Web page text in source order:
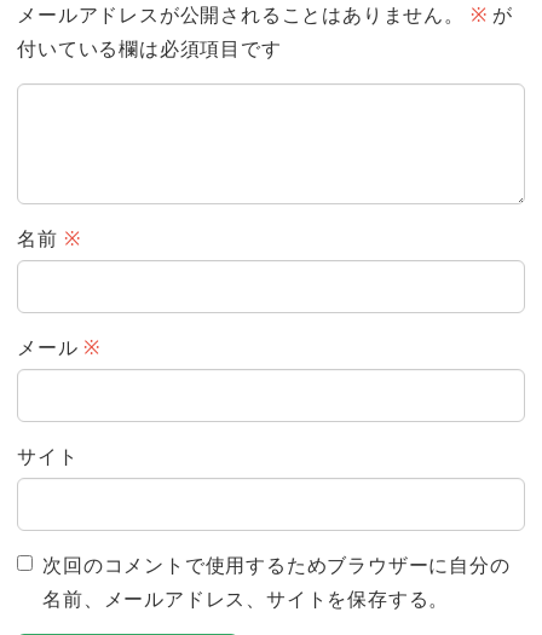
メールアドレスが公開されることはありません。 ※ が
付いている欄は必須項目です
名前 ※
メール ※
サイト
次回のコメントで使用するためブラウザーに自分の
名前、メールアドレス、サイトを保存する。